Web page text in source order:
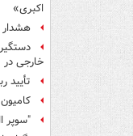
اکبری»
هشدار
خارجی در
تأیید
کامیون با راننده
"سوپر